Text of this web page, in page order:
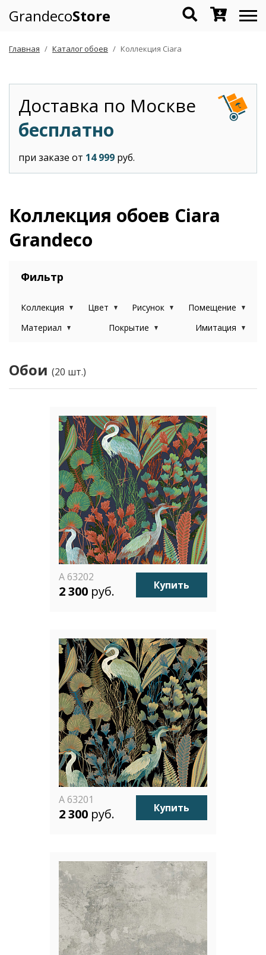
GrandecoStore
Главная Каталог обоев Коллекция Ciara
Доставка по Москве
бесплатно
при заказе от 14 999 руб.
Коллекция обоев Ciara
Grandeco
Фильтр
Коллекция Цвет Рисунок
Помещение
Материал
Покрытие Имитация
Обои (20 шт.)
A 63202
2 300 руб. Купить
A 63201
2 300 руб. Купить